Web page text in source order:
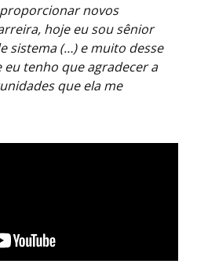
proporcionar novos
hoje eu sou sênior
sistema (…) e muito desse
tenho que agradecer a
que ela me